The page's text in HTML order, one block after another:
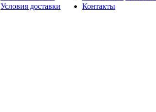
Условия доставки
Контакты